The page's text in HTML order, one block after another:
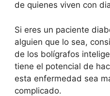
de quienes viven con
Si eres un paciente
alguien que lo sea,
de los bolígrafos
tiene el potencial de
esta enfermedad sea
complicado.